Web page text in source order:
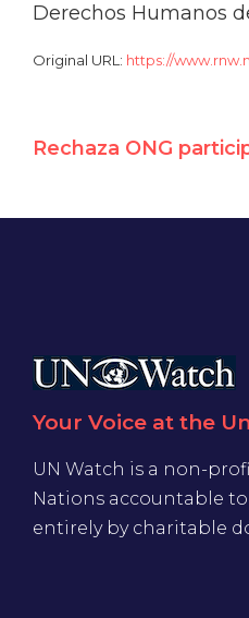
Derechos Humanos
Original URL: https://
Your Voice at the
UN Watch is a non-
Nations accountable
entirely by charitable